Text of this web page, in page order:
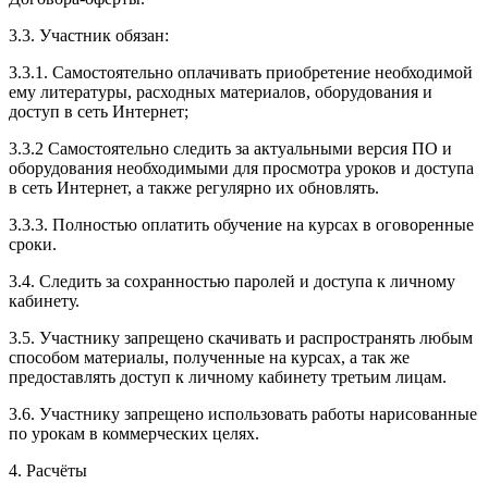
3.3. Участник обязан:
3.3.1. Cамостоятельно оплачивать приобретение необходимой
ему литературы, расходных материалов, оборудования и
доступ в сеть Интернет;
3.3.2 Самостоятельно следить за актуальными версия ПО и
оборудования необходимыми для просмотра уроков и доступа
в сеть Интернет, а также регулярно их обновлять.
3.3.3. Полностью оплатить обучение на курсах в оговоренные
сроки.
3.4. Следить за сохранностью паролей и доступа к личному
кабинету.
3.5. Участнику запрещено скачивать и распространять любым
способом материалы, полученные на курсах, а так же
предоставлять доступ к личному кабинету третьим лицам.
3.6. Участнику запрещено использовать работы нарисованные
по урокам в коммерческих целях.
4. Расчёты